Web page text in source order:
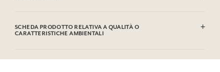
SCHEDA PRODOTTO RELATIVA A QUALITÀ O
CARATTERISTICHE AMBIENTALI